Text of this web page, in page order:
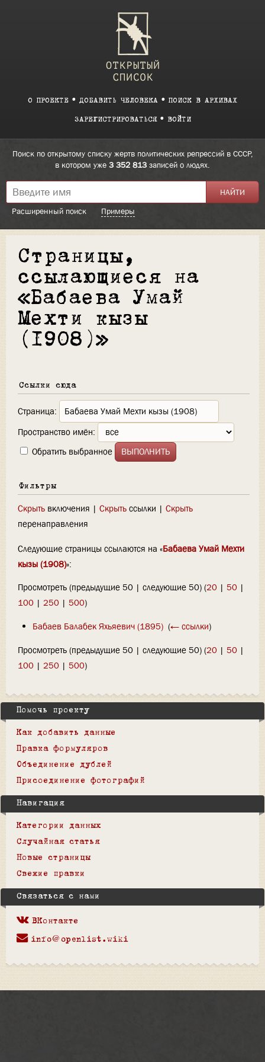
О ПРОЕКТЕ ДОБАВИТЬ ЧЕЛОВЕКА ПОИСК В АРХИВАХ
ЗАРЕГИСТРИРОВАТЬСЯ ВОЙТИ
Поиск по открытому списку жертв политических репрессий в СССР,
в котором уже 3 352 813 записей о людях.
Расширенный поиск Примеры
Страницы,
ссылающиеся на
«Бабаева Умай
Мехти кызы
(1908)»
Ссылки сюда
Страница:
Пространство имён:
Обратить выбранное
Фильтры
Скрыть включения | Скрыть ссылки | Скрыть
перенаправления
Следующие страницы ссылаются на «Бабаева Умай Мехти
кызы (1908)»:
Просмотреть (предыдущие 50 | следующие 50) (20 | 50 |
100 | 250 | 500)
Бабаев Балабек Яхьяевич (1895)‎ (← ссылки)
Просмотреть (предыдущие 50 | следующие 50) (20 | 50 |
100 | 250 | 500)
Помочь проекту
Как добавить данные
Правка формуляров
Объединение дублей
Присоединение фотографий
Навигация
Категории данных
Случайная статья
Новые страницы
Свежие правки
Связаться с нами
ВКонтакте
info@openlist.wiki